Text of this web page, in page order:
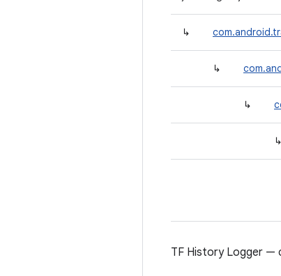
↳
↳
↳
↳
TF History Logger —